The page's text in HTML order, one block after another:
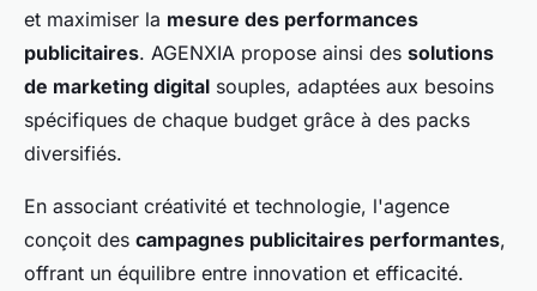
et maximiser la mesure des performances
publicitaires. AGENXIA propose ainsi des solutions
de marketing digital souples, adaptées aux besoins
spécifiques de chaque budget grâce à des packs
diversifiés.
En associant créativité et technologie, l'agence
conçoit des campagnes publicitaires performantes,
offrant un équilibre entre innovation et efficacité.